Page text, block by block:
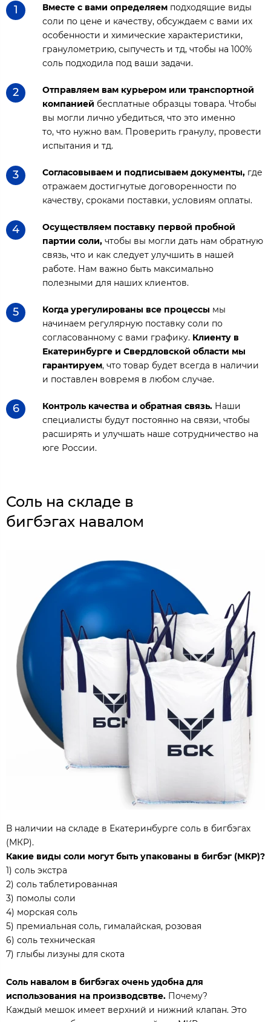
1 Вместе с вами определяем подходящие виды
соли по цене и качеству, обсуждаем с вами их
особенности и химические характеристики,
гранулометрию, сыпучесть и тд, чтобы на 100%
соль подходила под ваши задачи.
2
Отправляем вам курьером или транспортной
компанией бесплатные образцы товара. Чтобы
вы могли лично убедиться, что это именно
то, что нужно вам. Проверить гранулу, провести
испытания и тд.
3 Согласовываем и подписываем документы, где
отражаем достигнутые договоренности по
качеству, сроками поставки, условиям оплаты.
4
Осуществляем поставку первой пробной
партии соли, чтобы вы могли дать нам обратную
связь, что и как следует улучшить в нашей
работе. Нам важно быть максимально
полезными для наших клиентов.
5 Когда урегулированы все процессы мы
начинаем регулярную поставку соли по
согласованному с вами графику. Клиенту в
Екатеринбурге и Свердловской области мы
гарантируем, что товар будет всегда в наличии
и поставлен вовремя в любом случае.
6 Контроль качества и обратная связь. Наши
специалисты будут постоянно на связи, чтобы
расширять и улучшать наше сотрудничество на
юге России.
Соль на складе в
бигбэгах навалом
В наличии на складе в Екатеринбурге соль в бигбэгах
(МКР).
Какие виды соли могут быть упакованы в бигбэг (МКР)?
1) соль экстра
2) соль таблетированная
3) помолы соли
4) морская соль
5) премиальная соль, гималайская, розовая
6) соль техническая
7) глыбы лизуны для скота
Соль навалом в бигбэгах очень удобна для
использования на производсвтве. Почему?
Каждый мешок имеет верхний и нижний клапан. Это